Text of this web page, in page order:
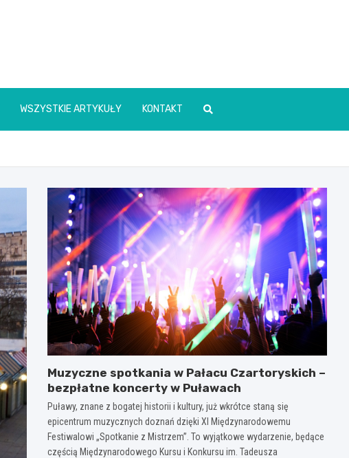
WSZYSTKIE ARTYKUŁY KONTAKT
Muzyczne spotkania w Pałacu Czartoryskich –
bezpłatne koncerty w Puławach
Puławy, znane z bogatej historii i kultury, już wkrótce staną się
epicentrum muzycznych doznań dzięki XI Międzynarodowemu
Festiwalowi „Spotkanie z Mistrzem”. To wyjątkowe wydarzenie, będące
częścią Międzynarodowego Kursu i Konkursu im. Tadeusza